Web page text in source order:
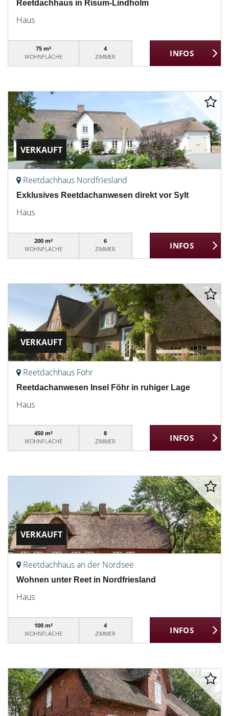
Reetdachhaus in Risum-Lindholm
Haus
75 m²
WOHNFLÄCHE
4
ZIMMER
VERKAUFT
Reetdachhaus Nordfriesland
Exklusives Reetdachanwesen direkt vor Sylt
Haus
200 m²
WOHNFLÄCHE
6
ZIMMER
VERKAUFT
Reetdachhaus Föhr
Reetdachanwesen Insel Föhr in ruhiger Lage
Haus
450 m²
WOHNFLÄCHE
8
ZIMMER
VERKAUFT
Reetdachhaus an der Nordsee
Wohnen unter Reet in Nordfriesland
Haus
100 m²
WOHNFLÄCHE
4
ZIMMER